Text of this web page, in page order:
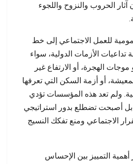
الحروب والنزوح واللجوء
للعمل الاجتماعي إلى خط
تداعيات الأزمات الدولية، سواء
الهجرة، أو الارتفاع غير
أو أزمة السكن التي تعرفها
ولم تعد هذه المؤسسات تؤدي
أصبحت تضطلع بدور استراتيجي
الاجتماعي ومنع تفكك النسيج
التمييز بين الإحساس